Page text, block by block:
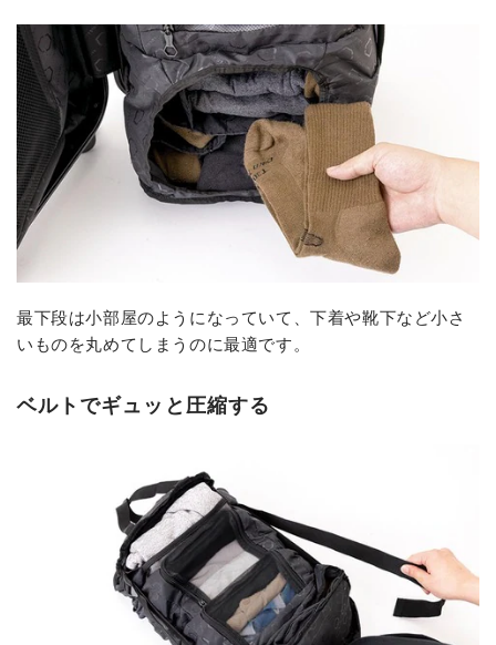
最下段は小部屋のようになっていて、下着や靴下など小さ
いものを丸めてしまうのに最適です。
ベルトでギュッと圧縮する